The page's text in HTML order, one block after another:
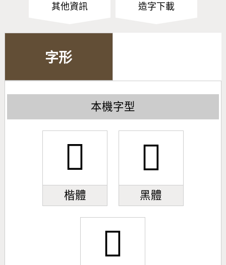
其他資訊 造字下載
字形
本機字型
󰚴
楷體
󰚴
黑體
󰚴